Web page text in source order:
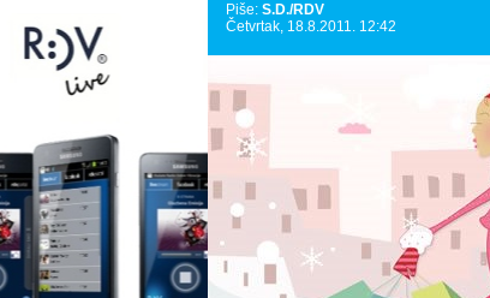
Piše: S.D./RDV
Četvrtak, 18.8.2011. 12:42